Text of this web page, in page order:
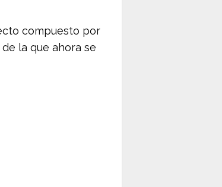
compuesto por
de la que ahora se